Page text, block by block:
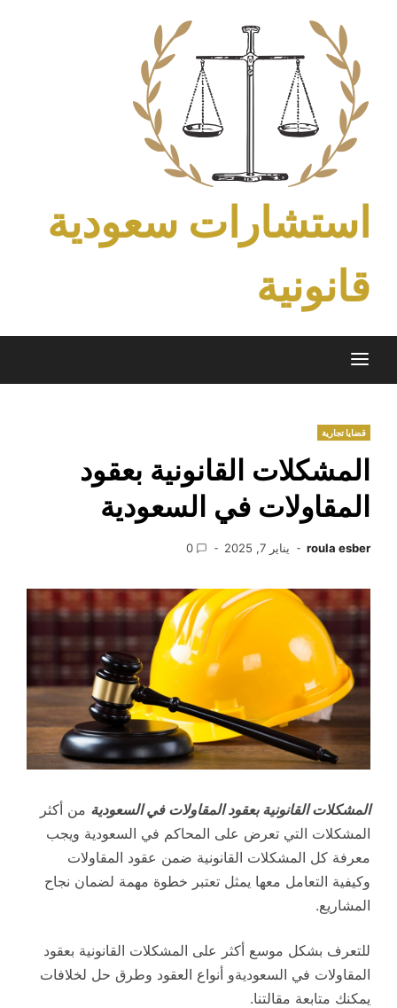
content
استشارات سعودية
قانونية
قضايا تجارية
المشكلات القانونية بعقود
المقاولات في السعودية
roula esber يناير 7, 2025 0
المشكلات القانونية بعقود المقاولات في السعودية من أكثر
المشكلات التي تعرض على المحاكم في السعودية ويجب
معرفة كل المشكلات القانونية ضمن عقود المقاولات
وكيفية التعامل معها يمثل تعتبر خطوة مهمة لضمان نجاح
المشاريع.
للتعرف بشكل موسع أكثر على المشكلات القانونية بعقود
المقاولات في السعوديةو أنواع العقود وطرق حل لخلافات
يمكنك متابعة مقالتنا.